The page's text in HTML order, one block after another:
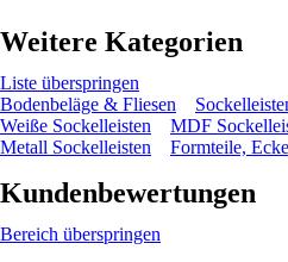
Weitere Kategorien
Liste überspringen
Bodenbeläge & Fliesen
Weiße Sockelleisten
MDF
Metall Sockelleisten
Formteile,
Kundenbewertungen
Bereich überspringen